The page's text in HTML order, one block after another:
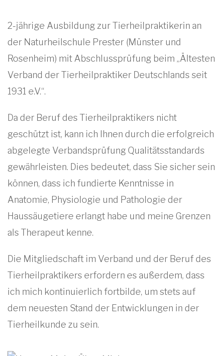
2-jährige Ausbildung zur Tierheilpraktikerin an
der Naturheilschule Prester (Münster und
Rosenheim) mit Abschlussprüfung beim „Ältesten
Verband der Tierheilpraktiker Deutschlands seit
1931 e.V.“.
Da der Beruf des Tierheilpraktikers nicht
geschützt ist, kann ich Ihnen durch die erfolgreich
abgelegte Verbandsprüfung Qualitätsstandards
gewährleisten. Dies bedeutet, dass Sie sicher sein
können, dass ich fundierte Kenntnisse in
Anatomie, Physiologie und Pathologie der
Haussäugetiere erlangt habe und meine Grenzen
als Therapeut kenne.
Die Mitgliedschaft im Verband und der Beruf des
Tierheilpraktikers erfordern es außerdem, dass
ich mich kontinuierlich fortbilde, um stets auf
dem neuesten Stand der Entwicklungen in der
Tierheilkunde zu sein.